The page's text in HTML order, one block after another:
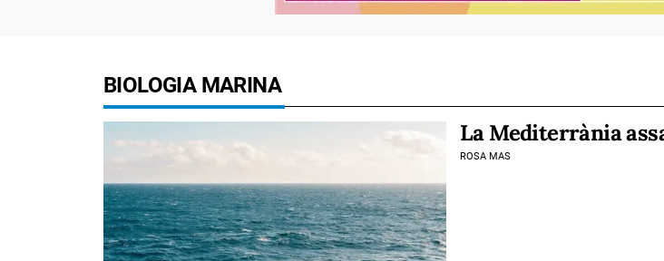
BIOLOGIA MARINA
La Mediterrània
ROSA MAS